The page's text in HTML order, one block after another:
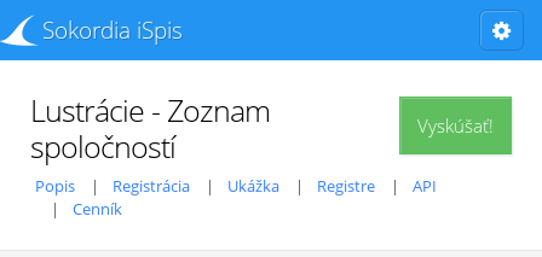
Sokordia iSpis
Vyskúšať!
Lustrácie - Zoznam
spoločností
Popis Registrácia Ukážka Registre
API
Cenník